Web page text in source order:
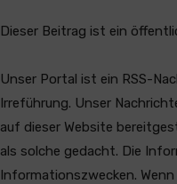
Dieser Beitrag ist ein
Unser Portal ist ein RSS-
Irreführung. Unser
auf dieser Website
als solche gedacht. Die
Informationszwecken.